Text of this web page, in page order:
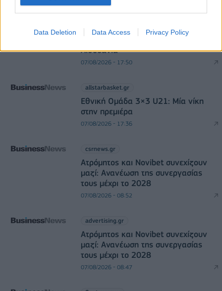
Data Deletion Data Access Privacy Policy
allstarbasket.gr
Live στις 21:00, ο προημιτελικός της
Εθνικής Νεανίδων κόντρα στη
Λιθουανία
07/08/2026 - 17:50
allstarbasket.gr
Εθνική Ομάδα 3×3 U21: Μία νίκη
στην πρεμιέρα
07/08/2026 - 17:36
csrnews.gr
Ατρόμητος και Novibet συνεχίζουν
μαζί: Ανανέωση της συνεργασίας
τους μέχρι το 2028
07/08/2026 - 08:52
advertising.gr
Ατρόμητος και Novibet συνεχίζουν
μαζί: Ανανέωση της συνεργασίας
τους μέχρι το 2028
07/08/2026 - 08:47